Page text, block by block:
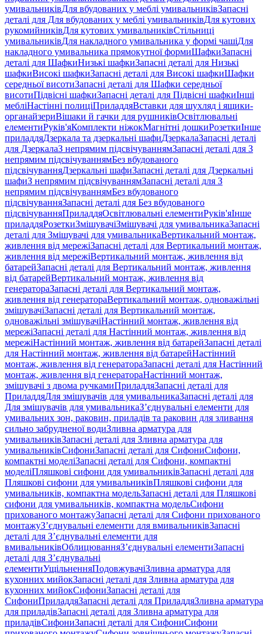
умивальниківДля вбудованих у меблі умивальниківЗапасні
деталі для Для вбудованих у меблі умивальниківДля кутових
рукомийниківДля кутових умивальниківСтільниці
умивальниківДля накладного умивальника у формі чашіДля
накладного умивальника прямокутної формиШафкиЗапасні
деталі для ШафкиНизькі шафкиЗапасні деталі для Низькі
шафкиВисокі шафкиЗапасні деталі для Високі шафкиШафки
середньої висотиЗапасні деталі для Шафки середньої
висотиПідвісні шафкиЗапасні деталі для Підвісні шафкиІнші
мебліНастінні полиціПриладдяВставки для шухляд і ящики-
органайзериВішаки й гачки для рушниківОсвітлювальні
елементиРуків'яКомплекти ніжокМагнітні дошкиРозеткиІнше
приладдяДзеркала та дзеркальні шафиДзеркалаЗапасні деталі
для ДзеркалаЗ непрямим підсвічуваннямЗапасні деталі для З
непрямим підсвічуваннямБез вбудованого
підсвічуванняДзеркальні шафиЗапасні деталі для Дзеркальні
шафиЗ непрямим підсвічуваннямЗапасні деталі для З
непрямим підсвічуваннямБез вбудованого
підсвічуванняЗапасні деталі для Без вбудованого
підсвічуванняПриладдяОсвітлювальні елементиРуків'яІнше
приладдяРозеткиЗмішувачіЗмішувачі для умивальникаЗапасні
деталі для Змішувачі для умивальникаВертикальний монтаж,
живлення від мережіЗапасні деталі для Вертикальний монтаж,
живлення від мережіВертикальний монтаж, живлення від
батарейЗапасні деталі для Вертикальний монтаж, живлення
від батарейВертикальний монтаж, живлення від
генератораЗапасні деталі для Вертикальний монтаж,
живлення від генератораВертикальний монтаж, одноважільні
змішувачіЗапасні деталі для Вертикальний монтаж,
одноважільні змішувачіНастінний монтаж, живлення від
мережіЗапасні деталі для Настінний монтаж, живлення від
мережіНастінний монтаж, живлення від батарейЗапасні деталі
для Настінний монтаж, живлення від батарейНастінний
монтаж, живлення від генератораЗапасні деталі для Настінний
монтаж, живлення від генератораНастінний монтаж,
змішувачі з двома ручкамиПриладдяЗапасні деталі для
ПриладдяДля змішувачів для умивальникаЗапасні деталі для
Для змішувачів для умивальникаЗ’єднувальні елементи для
умивальних зон, раковин, приладів та раковин для зливання
сильно забрудненої водиЗливна арматура для
умивальниківЗапасні деталі для Зливна арматура для
умивальниківСифониЗапасні деталі для СифониСифони,
компактні моделіЗапасні деталі для Сифони, компактні
моделіПляшкові сифони для умивальниківЗапасні деталі для
Пляшкові сифони для умивальниківПляшкові сифони для
умивальників, компактна модельЗапасні деталі для Пляшкові
сифони для умивальників, компактна модельСифони
прихованого монтажуЗапасні деталі для Сифони прихованого
монтажуЗ’єднувальні елементи для вмивальниківЗапасні
деталі для З’єднувальні елементи для
вмивальниківОблицюванняЗ’єднувальні елементиЗапасні
деталі для З’єднувальні
елементиУщільненняПодовжувачіЗливна арматура для
кухонних мийокЗапасні деталі для Зливна арматура для
кухонних мийокСифониЗапасні деталі для
СифониПриладдяЗапасні деталі для ПриладдяЗливна арматура
для приладівЗапасні деталі для Зливна арматура для
приладівСифониЗапасні деталі для СифониСифони